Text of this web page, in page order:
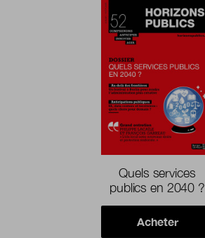
Quels services
publics en 2040 ?
Acheter